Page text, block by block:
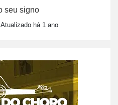
seu signo
há 1 ano